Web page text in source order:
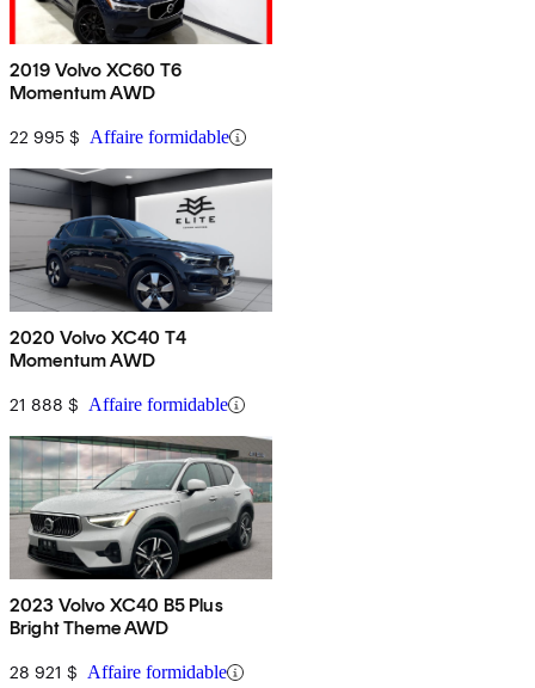
2019 Volvo XC60 T6
Momentum AWD
22 995 $ Affaire formidable
2020 Volvo XC40 T4
Momentum AWD
21 888 $ Affaire formidable
2023 Volvo XC40 B5 Plus
Bright Theme AWD
28 921 $ Affaire formidable